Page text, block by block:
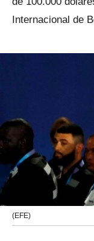
Internacional de
(EFE)